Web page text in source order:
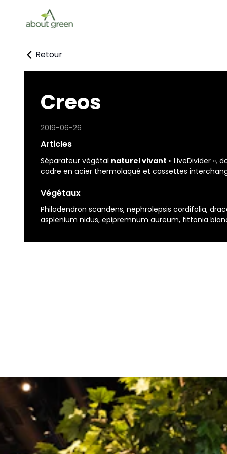
Retour
Creos
2019-06-26
Articles
Séparateur végétal naturel vivant « LiveDivider »,
cadre en acier thermolaqué et cassettes
Végétaux
Philodendron scandens, nephrolepsis cordifolia,
asplenium nidus, epipremnum aureum, fittonia